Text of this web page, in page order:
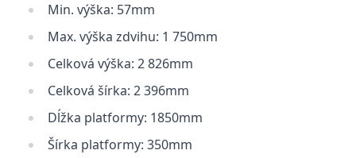
Min. výška: 57mm
Max. výška zdvihu: 1 750mm
Celková výška: 2 826mm
Celková šírka: 2 396mm
Dĺžka platformy: 1850mm
Šírka platformy: 350mm